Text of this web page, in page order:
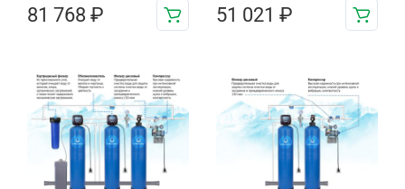
81 768 ₽ 51 021 ₽